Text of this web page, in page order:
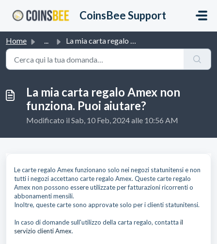
CoinsBee Support
Home ... La mia carta regalo Amex non funziona. Puoi aiutare?
La mia carta regalo Amex non
funziona. Puoi aiutare?
Modificato il Sab, 10 Feb, 2024 alle 10:56 AM
Le carte regalo Amex funzionano solo nei negozi statunitensi e non
tutti i negozi accettano carte regalo Amex. Queste carte regalo
Amex non possono essere utilizzate per fatturazioni ricorrenti o
abbonamenti mensili.
Inoltre, queste carte sono approvate solo per i clienti statunitensi.
In caso di domande sull'utilizzo della carta regalo, contatta il
servizio clienti Amex.